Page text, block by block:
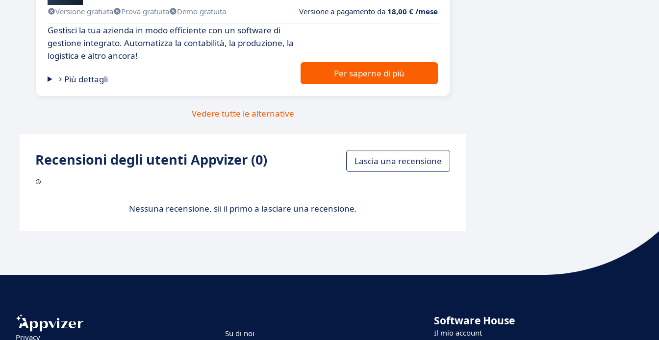
Versione gratuita Prova gratuita Demo gratuita Versione a pagamento da 18,00 € /mese
Gestisci la tua azienda in modo efficiente con un software di
gestione integrato. Automatizza la contabilità, la produzione, la
logistica e altro ancora!
Più dettagli
Per saperne di più
Vedere tutte le alternative
Recensioni degli utenti Appvizer (0) Lascia una recensione
Nessuna recensione, sii il primo a lasciare una recensione.
Privacy
Su di noi
Software House
Il mio account